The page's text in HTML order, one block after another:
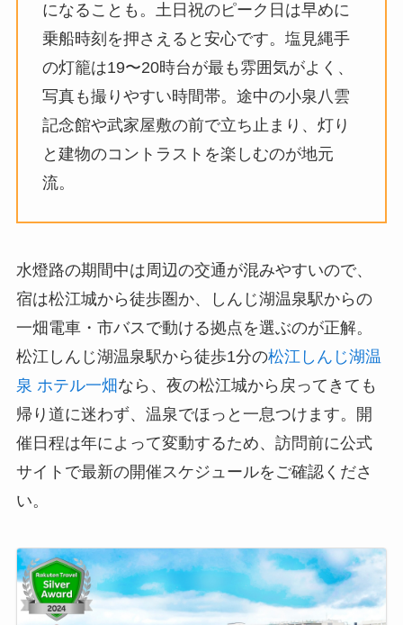
になることも。土日祝のピーク日は早めに
乗船時刻を押さえると安心です。塩見縄手
の灯籠は19〜20時台が最も雰囲気がよく、
写真も撮りやすい時間帯。途中の小泉八雲
記念館や武家屋敷の前で立ち止まり、灯り
と建物のコントラストを楽しむのが地元
流。
水燈路の期間中は周辺の交通が混みやすいので、
宿は松江城から徒歩圏か、しんじ湖温泉駅からの
一畑電車・市バスで動ける拠点を選ぶのが正解。
松江しんじ湖温泉駅から徒歩1分の松江しんじ湖温
泉 ホテル一畑なら、夜の松江城から戻ってきても
帰り道に迷わず、温泉でほっと一息つけます。開
催日程は年によって変動するため、訪問前に公式
サイトで最新の開催スケジュールをご確認くださ
い。